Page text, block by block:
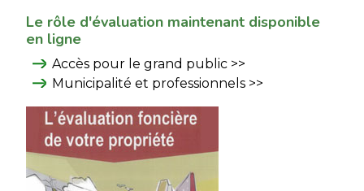
Le rôle d'évaluation maintenant disponible
en ligne
Accès pour le grand public >>
Municipalité et professionnels >>